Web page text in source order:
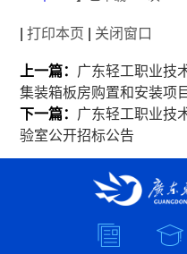
|打印本页 关闭窗口
上一篇： 广东轻工职业技
集装箱板房购置和安装项
下一篇： 广东轻工职业技
验室公开招标公告